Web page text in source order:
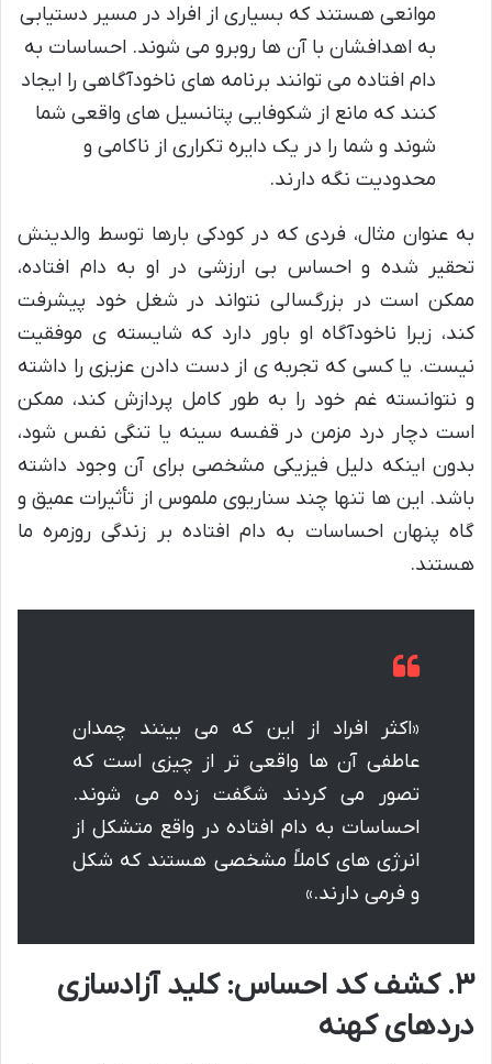
موانعی هستند که بسیاری از افراد در مسیر دستیابی
به اهدافشان با آن ها روبرو می شوند. احساسات به
دام افتاده می توانند برنامه های ناخودآگاهی را ایجاد
کنند که مانع از شکوفایی پتانسیل های واقعی شما
شوند و شما را در یک دایره تکراری از ناکامی و
محدودیت نگه دارند.
به عنوان مثال، فردی که در کودکی بارها توسط والدینش
تحقیر شده و احساس بی ارزشی در او به دام افتاده،
ممکن است در بزرگسالی نتواند در شغل خود پیشرفت
کند، زیرا ناخودآگاه او باور دارد که شایسته ی موفقیت
نیست. یا کسی که تجربه ی از دست دادن عزیزی را داشته
و نتوانسته غم خود را به طور کامل پردازش کند، ممکن
است دچار درد مزمن در قفسه سینه یا تنگی نفس شود،
بدون اینکه دلیل فیزیکی مشخصی برای آن وجود داشته
باشد. این ها تنها چند سناریوی ملموس از تأثیرات عمیق و
گاه پنهان احساسات به دام افتاده بر زندگی روزمره ما
هستند.
«اکثر افراد از این که می بینند چمدان
عاطفی آن ها واقعی تر از چیزی است که
تصور می کردند شگفت زده می شوند.
احساسات به دام افتاده در واقع متشکل از
انرژی های کاملاً مشخصی هستند که شکل
و فرمی دارند.»
۳. کشف کد احساس: کلید آزادسازی
دردهای کهنه